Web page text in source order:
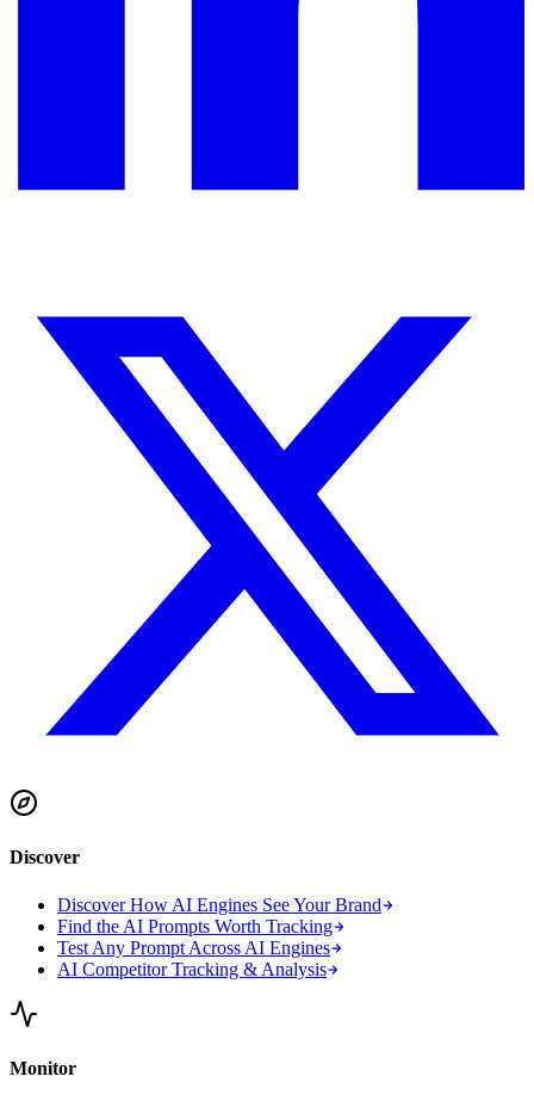
Discover
Discover How AI Engines See Your Brand
Find the AI Prompts Worth Tracking
Test Any Prompt Across AI Engines
AI Competitor Tracking & Analysis
Monitor